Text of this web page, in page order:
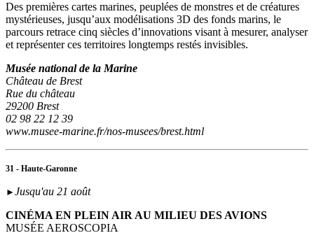
Des premières cartes marines, peuplées de monstres et de créatures
mystérieuses, jusqu’aux modélisations 3D des fonds marins, le
parcours retrace cinq siècles d’innovations visant à mesurer, analyser
et représenter ces territoires longtemps restés invisibles.
Musée national de la Marine
Château de Brest
Rue du château
29200 Brest
02 98 22 12 39
www.musee-marine.fr/nos-musees/brest.html
31 - Haute-Garonne
► Jusqu'au 21 août
CINÉMA EN PLEIN AIR AU MILIEU DES AVIONS
MUSÉE AEROSCOPIA